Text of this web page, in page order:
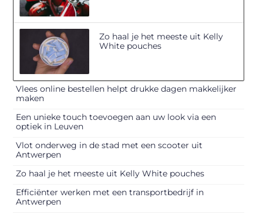
Zo haal je het meeste uit Kelly
White pouches
Vlees online bestellen helpt drukke dagen makkelijker
maken
Een unieke touch toevoegen aan uw look via een
optiek in Leuven
Vlot onderweg in de stad met een scooter uit
Antwerpen
Zo haal je het meeste uit Kelly White pouches
Efficiënter werken met een transportbedrijf in
Antwerpen